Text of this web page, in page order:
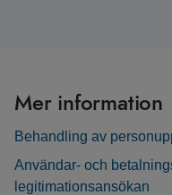
Mer information
Behandling av
Användar- och
legitimationsansökan